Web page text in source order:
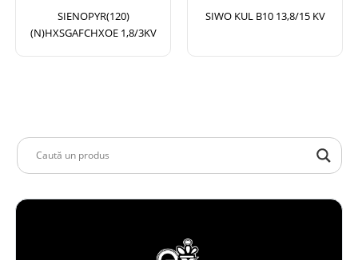
SIENOPYR(120)
(N)HXSGAFCHXOE 1,8/3KV
SIWO KUL B10 13,8/15 KV